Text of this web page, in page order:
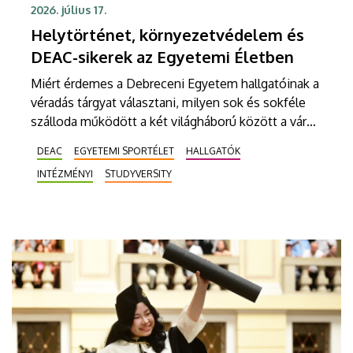
2026. július 17.
Helytörténet, környezetvédelem és
DEAC-sikerek az Egyetemi Életben
Miért érdemes a Debreceni Egyetem hallgatóinak a
véradás tárgyat választani, milyen sok és sokféle
szálloda működött a két világháború között a város
hogy ne fogyatkozzon tovább a növényeket
beporzó rovarok száma? Egyebek mellett ezekről
elismerést kapott.
DEAC EGYETEMI SPORTÉLET
HALLGATÓK
INTÉZMÉNYI
STUDYVERSITY